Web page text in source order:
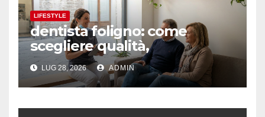
LIFESTYLE
dentista foligno: come
scegliere qualità,
prevenzione e fiducia
LUG 28, 2026 ADMIN